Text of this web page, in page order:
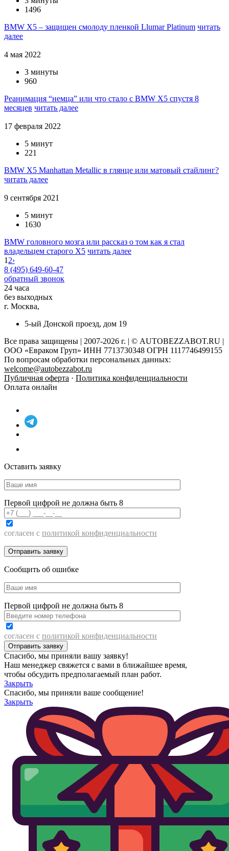
1496
BMW X5 – защищен смолоду пленкой Llumar Platinum читать
далее
4 мая 2022
3 минуты
960
Реанимация “немца” или что стало с BMW X5 спустя 8
месяцев читать далее
17 февраля 2022
5 минут
221
BMW X5 Manhattan Metallic в глянце или матовый стайлинг?
читать далее
9 сентября 2021
5 минут
1630
BMW головного мозга или рассказ о том как я стал
владельцем старого X5 читать далее
1 2›
8 (495) 649-60-47
обратный звонок
24 часа
без выходных
г. Москва,
5-ый Донской проезд, дом 19
Все права защищены | 2007-2026 г. | © AUTOBEZZABOT.RU |
ООО «Евраком Груп» ИНН 7713730348 ОГРН 1117746499155
По вопросам обработки персональных данных:
welcome@autobezzabot.ru
Публичная оферта · Политика конфиденциальности
Оплата онлайн
Оставить заявку
Первой цифрой не должна быть 8
согласен с политикой конфиденциальности
Сообщить об ошибке
Первой цифрой не должна быть 8
согласен с политикой конфиденциальности
Спасибо, мы приняли вашу заявку!
Наш менеджер свяжется с вами в ближайшее время,
чтобы обсудить предполагаемый план работ.
Закрыть
Спасибо, мы приняли ваше сообщение!
Закрыть